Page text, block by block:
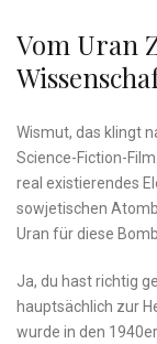
Vom⁢ Uran
Wismut, das klingt
Science-Fiction-
real⁢ existierendes
sowjetischen
Uran für⁢ diese
Ja, du hast richtig
hauptsächlich zur
wurde in den